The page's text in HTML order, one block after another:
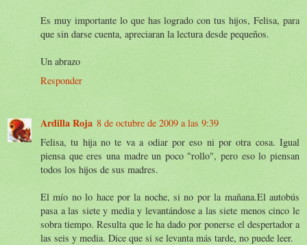
Es muy importante lo que has logrado con tus hijos, Felisa, para
que sin darse cuenta, apreciaran la lectura desde pequeños.
Un abrazo
Responder
Ardilla Roja 8 de octubre de 2009 a las 9:39
Felisa, tu hija no te va a odiar por eso ni por otra cosa. Igual
piensa que eres una madre un poco "rollo", pero eso lo piensan
todos los hijos de sus madres.
El mío no lo hace por la noche, si no por la mañana.El autobús
pasa a las siete y media y levantándose a las siete menos cinco le
sobra tiempo. Resulta que le ha dado por ponerse el despertador a
las seis y media. Dice que si se levanta más tarde, no puede leer.